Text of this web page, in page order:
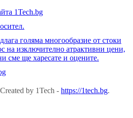
1Tech.bg
голяма многообразие от стоки
на изключително атрактивни цени,
сме ще харесате и оцените.
by 1Tech - https://1tech.bg.